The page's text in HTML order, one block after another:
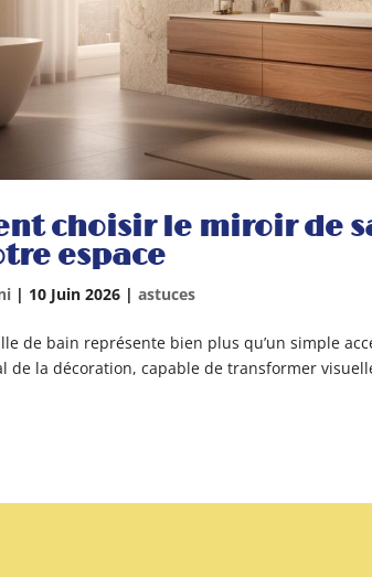
choisir le miroir de
espace
| 10 Juin 2026 |astuces
de bain représente bien plus qu’un simple
de la décoration, capable de transformer